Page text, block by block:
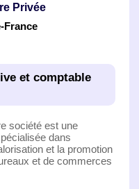
Privée
France
et comptable
société est une
dans
et la promotion
et de commerces